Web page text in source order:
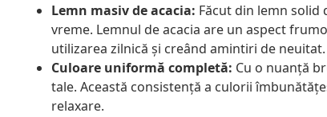
Lemn masiv de acacia: Făcut din lemn solid
vreme. Lemnul de acacia are un aspect
utilizarea zilnică și creând amintiri de neuitat.
Culoare uniformă completă: Cu o nuanță
tale. Această consistență a culorii
relaxare.